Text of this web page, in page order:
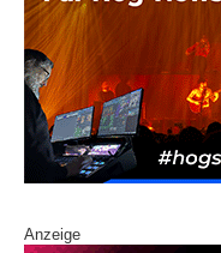
Anzeige